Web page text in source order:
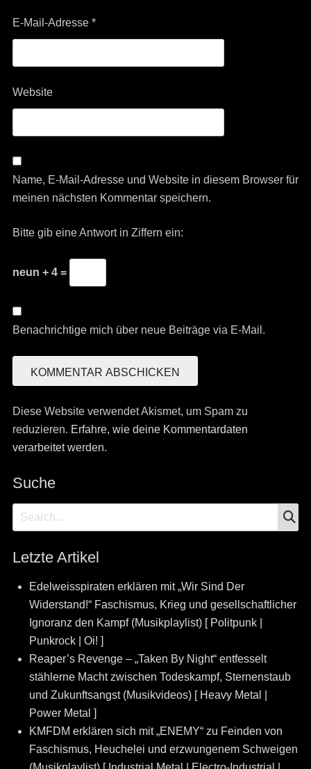
E-Mail-Adresse *
Website
Name, E-Mail-Adresse und Website in diesem Browser für
meinen nächsten Kommentar speichern.
Bitte gib eine Antwort in Ziffern ein:
neun + 4 =
Benachrichtige mich über neue Beiträge via E-Mail.
Diese Website verwendet Akismet, um Spam zu
reduzieren. Erfahre, wie deine Kommentardaten
verarbeitet werden.
Suche
Search
for:
Letzte Artikel
Edelweisspiraten erklären mit „Wir Sind Der
Widerstand!“ Faschismus, Krieg und gesellschaftlicher
Ignoranz den Kampf (Musikplaylist) [ Politpunk |
Punkrock | Oi! ]
Reaper’s Revenge – „Taken By Night“ entfesselt
stählerne Macht zwischen Todeskampf, Sternenstaub
und Zukunftsangst (Musikvideos) [ Heavy Metal |
Power Metal ]
KMFDM erklären sich mit „ENEMY“ zu Feinden von
Faschismus, Heuchelei und erzwungenem Schweigen